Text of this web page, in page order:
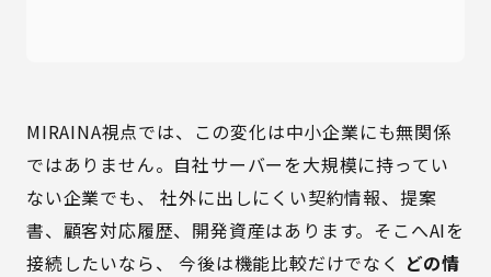
MIRAINA視点では、この変化は中小企業にも無関係
ではありません。自社サーバーを大規模に持ってい
ない企業でも、 社外に出しにくい契約情報、提案
書、顧客対応履歴、開発資産はあります。そこへAIを
接続したいなら、 今後は機能比較だけでなく どの情